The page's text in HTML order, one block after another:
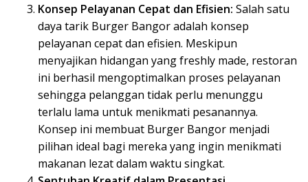
Konsep Pelayanan Cepat dan Efisien: Salah satu
daya tarik Burger Bangor adalah konsep
pelayanan cepat dan efisien. Meskipun
menyajikan hidangan yang freshly made, restoran
ini berhasil mengoptimalkan proses pelayanan
sehingga pelanggan tidak perlu menunggu
terlalu lama untuk menikmati pesanannya.
Konsep ini membuat Burger Bangor menjadi
pilihan ideal bagi mereka yang ingin menikmati
makanan lezat dalam waktu singkat.